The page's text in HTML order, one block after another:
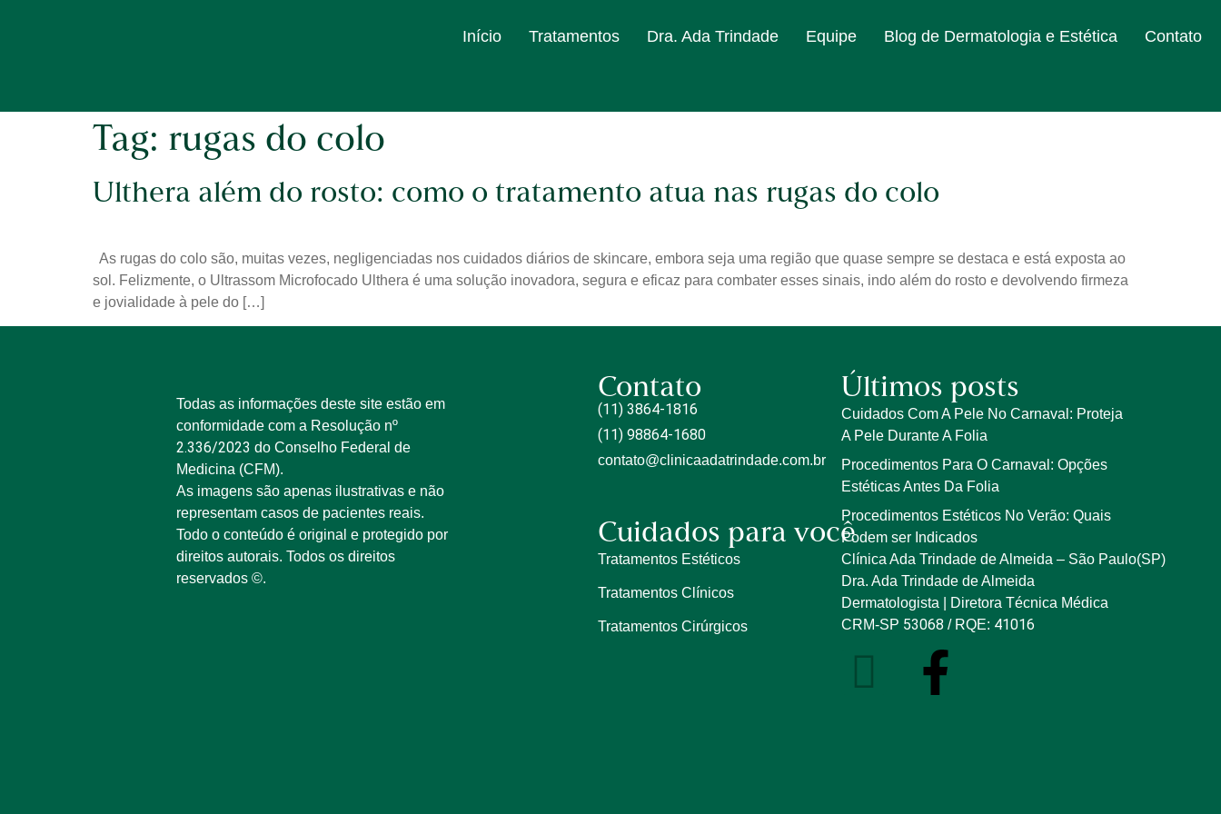
Início Tratamentos Dra. Ada Trindade Equipe Blog de Dermatologia e Estética Contato
Tag: rugas do colo
Ulthera além do rosto: como o tratamento atua nas rugas do colo
As rugas do colo são, muitas vezes, negligenciadas nos cuidados diários de skincare, embora seja uma região que quase sempre se destaca e está exposta ao
sol. Felizmente, o Ultrassom Microfocado Ulthera é uma solução inovadora, segura e eficaz para combater esses sinais, indo além do rosto e devolvendo firmeza
e jovialidade à pele do […]
Todas as informações deste site estão em
conformidade com a Resolução nº
2.336/2023 do Conselho Federal de
Medicina (CFM).
As imagens são apenas ilustrativas e não
representam casos de pacientes reais.
Todo o conteúdo é original e protegido por
direitos autorais. Todos os direitos
reservados ©.
Contato
(11) 3864-1816
(11) 98864-1680
contato@clinicaadatrindade.com.br
Cuidados para você
Tratamentos Estéticos
Tratamentos Clínicos
Tratamentos Cirúrgicos
Últimos posts
Cuidados Com A Pele No Carnaval: Proteja
A Pele Durante A Folia
Procedimentos Para O Carnaval: Opções
Estéticas Antes Da Folia
Procedimentos Estéticos No Verão: Quais
Podem ser Indicados
Clínica Ada Trindade de Almeida – São Paulo(SP)
Dra. Ada Trindade de Almeida
Dermatologista | Diretora Técnica Médica
CRM-SP 53068/ RQE: 41016